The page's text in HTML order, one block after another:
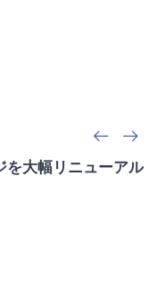
ら渡航約3週間でス
現役ワーホリ生”イン